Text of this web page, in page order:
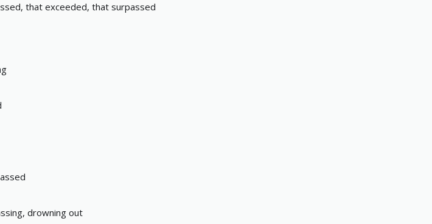
that exceeded, that surpassed
drowning out